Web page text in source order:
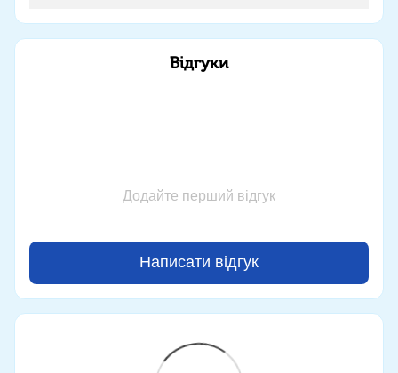
Відгуки
Додайте перший відгук
Написати відгук